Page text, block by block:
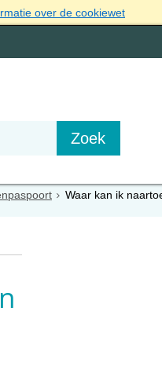
over de cookiewet
Waar kan ik